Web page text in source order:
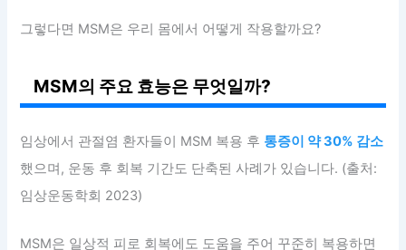
그렇다면 MSM은 우리 몸에서 어떻게 작용할까요?
MSM의 주요 효능은 무엇일까?
임상에서 관절염 환자들이 MSM 복용 후 통증이 약 30% 감소
했으며, 운동 후 회복 기간도 단축된 사례가 있습니다. (출처:
임상운동학회 2023)
MSM은 일상적 피로 회복에도 도움을 주어 꾸준히 복용하면